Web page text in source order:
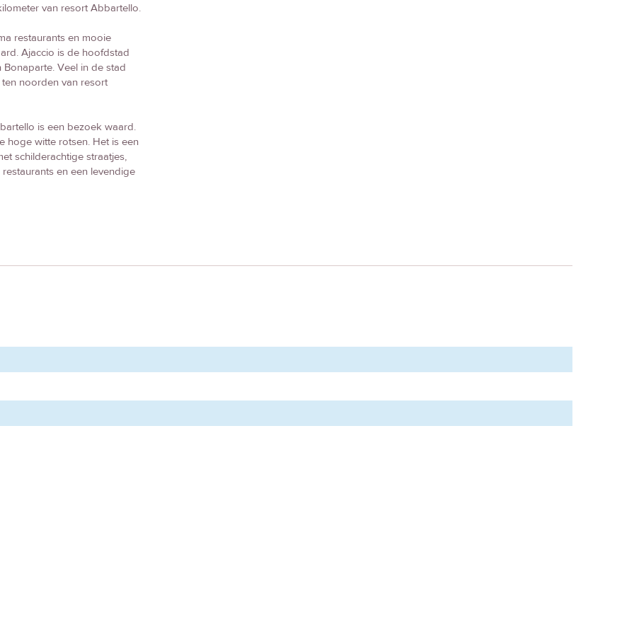
van resort Abbartello.
restaurants en mooie
Ajaccio is de hoofdstad
Veel in de stad
noorden van resort
is een bezoek waard.
hoge witte rotsen. Het is een
schilderachtige straatjes,
en een levendige